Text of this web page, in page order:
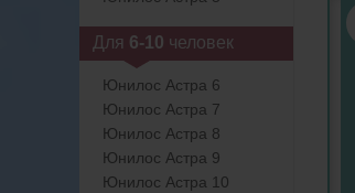
Для 6-10 человек
Юнилос Астра 6
Юнилос Астра 7
Юнилос Астра 8
Юнилос Астра 9
Юнилос Астра 10